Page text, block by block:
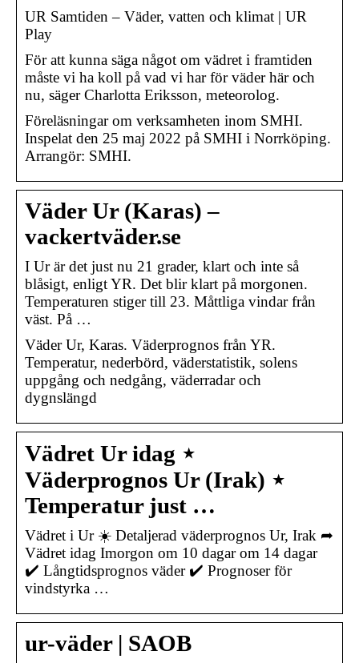
UR Samtiden – Väder, vatten och klimat | UR
Play
För att kunna säga något om vädret i framtiden
måste vi ha koll på vad vi har för väder här och
nu, säger Charlotta Eriksson, meteorolog.
Föreläsningar om verksamheten inom SMHI.
Inspelat den 25 maj 2022 på SMHI i Norrköping.
Arrangör: SMHI.
Väder Ur (Karas) –
vackertväder.se
I Ur är det just nu 21 grader, klart och inte så
blåsigt, enligt YR. Det blir klart på morgonen.
Temperaturen stiger till 23. Måttliga vindar från
väst. På …
Väder Ur, Karas. Väderprognos från YR.
Temperatur, nederbörd, väderstatistik, solens
uppgång och nedgång, väderradar och
dygnslängd
Vädret Ur idag ⋆
Väderprognos Ur (Irak) ⋆
Temperatur just …
Vädret i Ur ☀️ Detaljerad väderprognos Ur, Irak ➦
Vädret idag Imorgon om 10 dagar om 14 dagar
✔️ Långtidsprognos väder ✔️ Prognoser för
vindstyrka …
ur-väder | SAOB